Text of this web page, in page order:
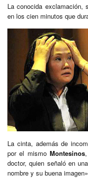
La conocida exclamación,
en los cien minutos que
La cinta, además de
por el mismo Montesinos
doctor, quien señaló en
nombre y su buena